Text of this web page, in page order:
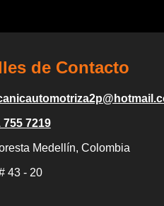
de Contacto
755 7219
Medellín, Colombia
43 - 20